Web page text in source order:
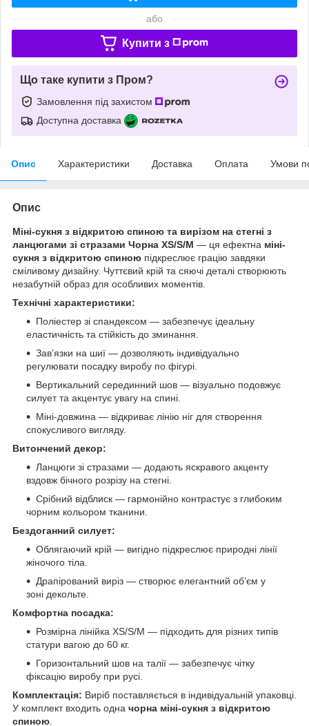
або
Купити з
Що таке купити з Пром?
Замовлення під захистом
Доступна доставка
Опис Характеристики Доставка Оплата Умови
Опис
Міні-сукня з відкритою спиною та вирізом на стегні з
ланцюгами зі стразами Чорна XS/S/M — ця ефектна міні-
сукня з відкритою спиною підкреслює грацію завдяки
сміливому дизайну. Чуттєвий крій та сяючі деталі створюють
незабутній образ для особливих моментів.
Технічні характеристики:
Поліестер зі спандексом — забезпечує ідеальну
еластичність та стійкість до зминання.
Зав’язки на шиї — дозволяють індивідуально
регулювати посадку виробу по фігурі.
Вертикальний серединний шов — візуально подовжує
силует та акцентує увагу на спині.
Міні-довжина — відкриває лінію ніг для створення
спокусливого вигляду.
Витончений декор:
Ланцюги зі стразами — додають яскравого акценту
вздовж бічного розрізу на стегні.
Срібний відблиск — гармонійно контрастує з глибоким
чорним кольором тканини.
Бездоганний силует:
Облягаючий крій — вигідно підкреслює природні лінії
жіночого тіла.
Драпірований виріз — створює елегантний об’єм у
зоні декольте.
Комфортна посадка:
Розмірна лінійка XS/S/M — підходить для різних типів
статури вагою до 60 кг.
Горизонтальний шов на талії — забезпечує чітку
фіксацію виробу при русі.
Комплектація: Виріб поставляється в індивідуальній упаковці.
У комплект входить одна чорна міні-сукня з відкритою
спиною